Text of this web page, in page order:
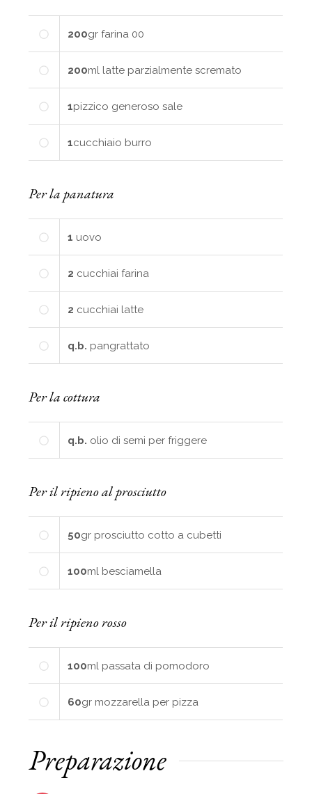
200gr farina 00
200ml latte parzialmente scremato
1pizzico generoso sale
1cucchiaio burro
Per la panatura
1 uovo
2 cucchiai farina
2 cucchiai latte
q.b. pangrattato
Per la cottura
q.b. olio di semi per friggere
Per il ripieno al prosciutto
50gr prosciutto cotto a cubetti
100ml besciamella
Per il ripieno rosso
100ml passata di pomodoro
60gr mozzarella per pizza
Preparazione